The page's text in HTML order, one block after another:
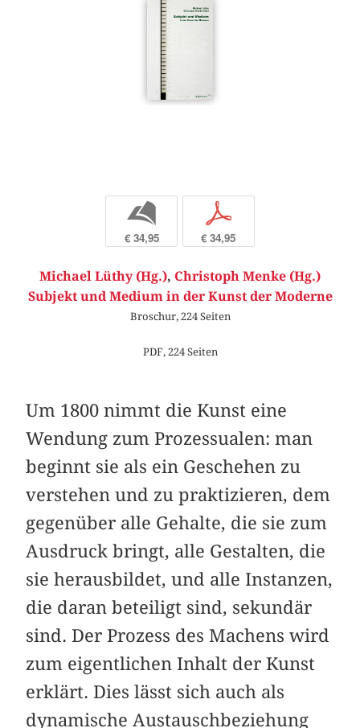
b
€ 34,95
p
€ 34,95
Michael Lüthy (Hg.), Christoph Menke (Hg.)
Subjekt und Medium in der Kunst der Moderne
Broschur, 224 Seiten
PDF, 224 Seiten
Um 1800 nimmt die Kunst eine
Wendung zum Prozessualen: man
beginnt sie als ein Geschehen zu
verstehen und zu praktizieren, dem
gegenüber alle Gehalte, die sie zum
Ausdruck bringt, alle Gestalten, die
sie herausbildet, und alle Instanzen,
die daran beteiligt sind, sekundär
sind. Der Prozess des Machens wird
zum eigentlichen Inhalt der Kunst
erklärt. Dies lässt sich auch als
dynamische Austauschbeziehung